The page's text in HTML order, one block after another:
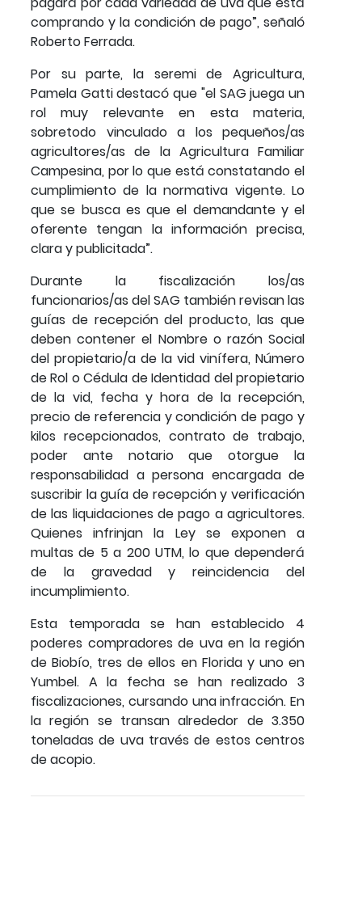
comprando y la condición de pago”, señaló
Roberto Ferrada.
Por su parte, la seremi de Agricultura,
Pamela Gatti destacó que "el SAG juega un
rol muy relevante en esta materia,
sobretodo vinculado a los pequeños/as
agricultores/as de la Agricultura Familiar
Campesina, por lo que está constatando el
cumplimiento de la normativa vigente. Lo
que se busca es que el demandante y el
oferente tengan la información precisa,
clara y publicitada”.
Durante la fiscalización los/as
funcionarios/as del SAG también revisan las
guías de recepción del producto, las que
deben contener el Nombre o razón Social
del propietario/a de la vid vinífera, Número
de Rol o Cédula de Identidad del propietario
de la vid, fecha y hora de la recepción,
precio de referencia y condición de pago y
kilos recepcionados, contrato de trabajo,
poder ante notario que otorgue la
responsabilidad a persona encargada de
suscribir la guía de recepción y verificación
de las liquidaciones de pago a agricultores.
Quienes infrinjan la Ley se exponen a
multas de 5 a 200 UTM, lo que dependerá
de la gravedad y reincidencia del
incumplimiento.
Esta temporada se han establecido 4
poderes compradores de uva en la región
de Biobío, tres de ellos en Florida y uno en
Yumbel. A la fecha se han realizado 3
fiscalizaciones, cursando una infracción. En
la región se transan alrededor de 3.350
toneladas de uva través de estos centros
de acopio.